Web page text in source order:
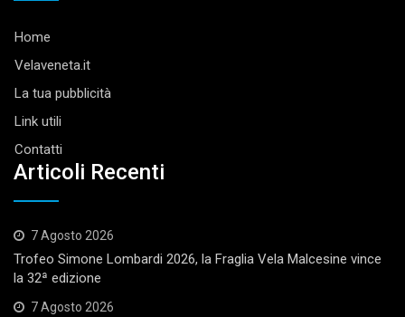
Home
Velaveneta.it
La tua pubblicità
Link utili
Contatti
Articoli Recenti
7 Agosto 2026
Trofeo Simone Lombardi 2026, la Fraglia Vela Malcesine vince
la 32ª edizione
7 Agosto 2026